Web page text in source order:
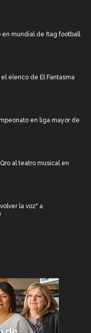
en mundial de flag football
elenco de El Fantasma
en liga mayor de
al teatro musical en
la voz" a